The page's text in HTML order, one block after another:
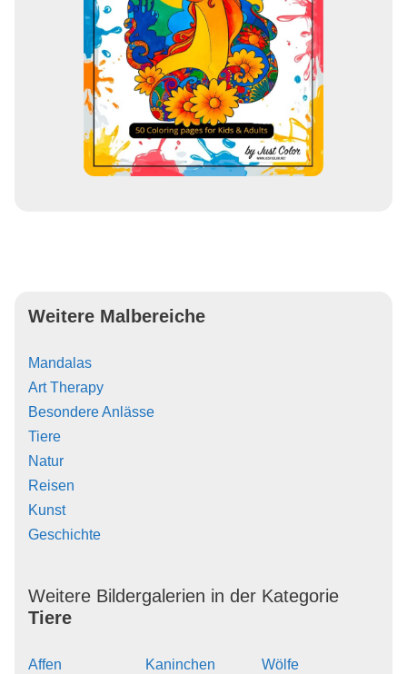
Weitere Malbereiche
Mandalas
Art Therapy
Besondere Anlässe
Tiere
Natur
Reisen
Kunst
Geschichte
Weitere Bildergalerien in der Kategorie
Tiere
Affen
Kaninchen
Wölfe